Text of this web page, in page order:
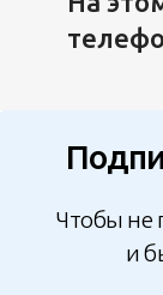
Чтобы не
и